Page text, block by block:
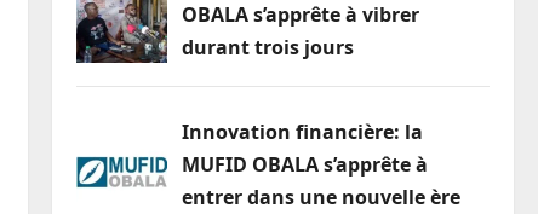
OBALA s’apprête à vibrer
durant trois jours
Innovation financière: la
MUFID OBALA s’apprête à
entrer dans une nouvelle ère